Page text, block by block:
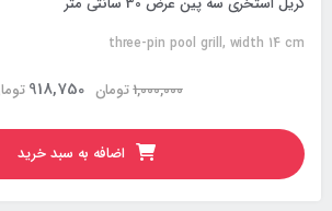
three-pin pool grill, width 14 cm
تومان1,000,000 تومان918,750
اضافه به سبد خرید